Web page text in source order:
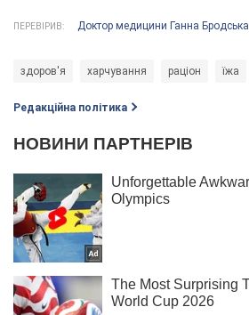
ПЕРЕВІРИВ: Доктор медицини Ганна Бродська
здоров'я харчування раціон їжа
Редакційна політика